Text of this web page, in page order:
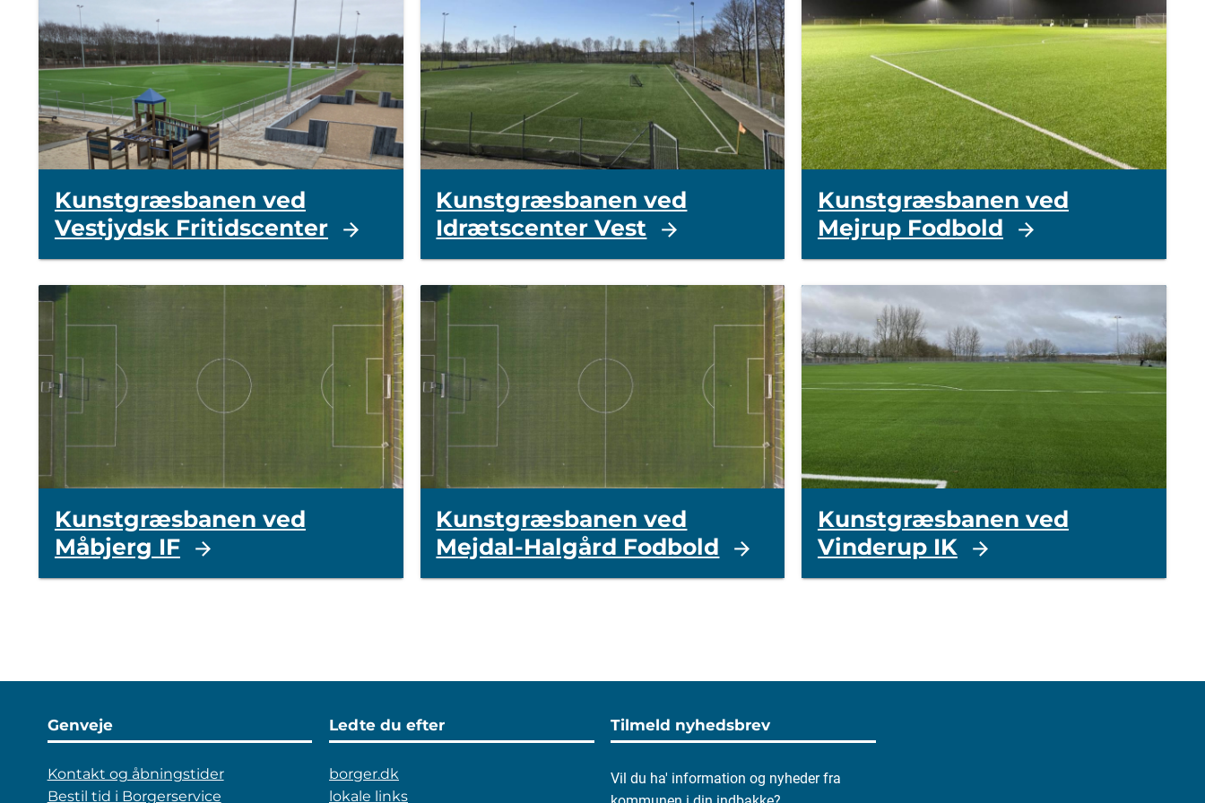
Kunstgræsbanen ved
Vestjydsk Fritidscenter
Kunstgræsbanen ved
Idrætscenter Vest
Kunstgræsbanen ved
Mejrup Fodbold
Kunstgræsbanen ved
Måbjerg IF
Kunstgræsbanen ved
Mejdal-Halgård Fodbold
Kunstgræsbanen ved
Vinderup IK
Genveje
Kontakt og åbningstider
Bestil tid i Borgerservice
Ledte du efter
borger.dk
lokale links
Tilmeld nyhedsbrev
Vil du ha' information og nyheder fra